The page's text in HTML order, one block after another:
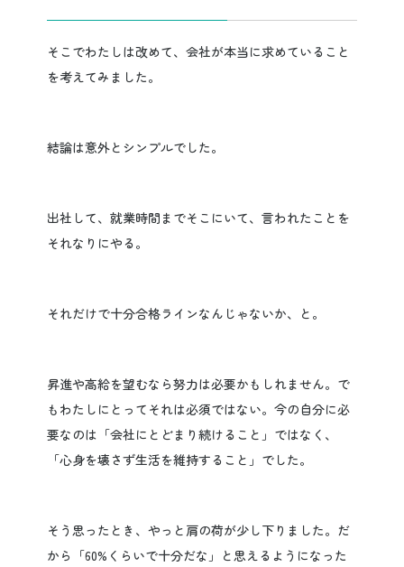
そこでわたしは改めて、会社が本当に求めていること
を考えてみました。
結論は意外とシンプルでした。
出社して、就業時間までそこにいて、言われたことを
それなりにやる。
それだけで十分合格ラインなんじゃないか、と。
昇進や高給を望むなら努力は必要かもしれません。で
もわたしにとってそれは必須ではない。今の自分に必
要なのは「会社にとどまり続けること」ではなく、
「心身を壊さず生活を維持すること」でした。
そう思ったとき、やっと肩の荷が少し下りました。だ
から「60%くらいで十分だな」と思えるようになった